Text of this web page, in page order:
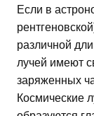
Если в
различной
лучей имеют
заряженных
Космические